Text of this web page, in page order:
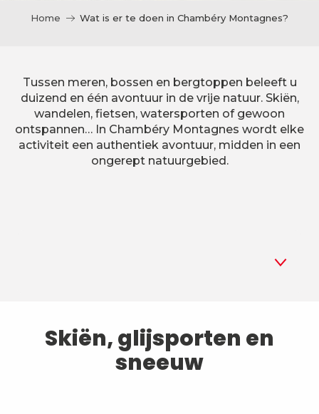
Home Wat is er te doen in Chambéry Montagnes?
Tussen meren, bossen en bergtoppen beleeft u
duizend en één avontuur in de vrije natuur. Skiën,
wandelen, fietsen, watersporten of gewoon
ontspannen… In Chambéry Montagnes wordt elke
activiteit een authentiek avontuur, midden in een
ongerept natuurgebied.
1 Skiën, glijsporten en sneeuw
Wandelpaden en wandelingen
Skiën, glijsporten en
sneeuw